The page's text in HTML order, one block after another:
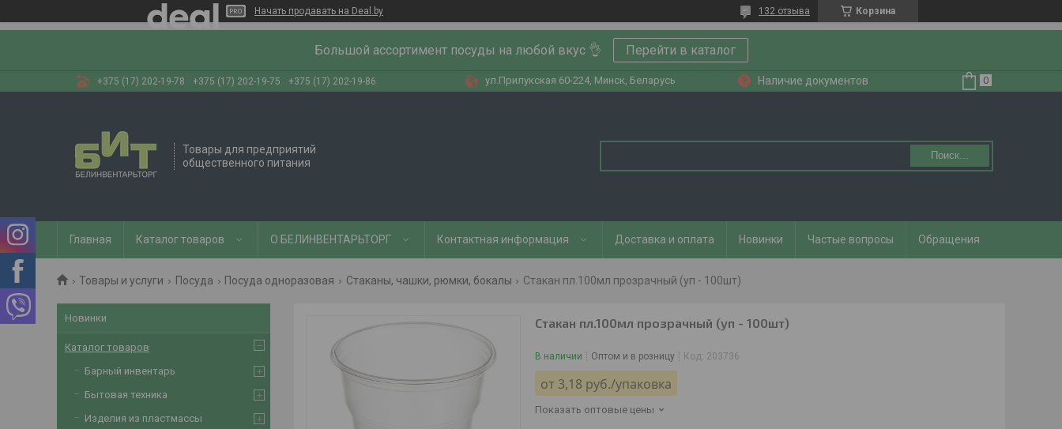
Начать продавать на Deal.by Корзина
132 отзыва
Большой ассортимент посуды на любой вкус 👌 Перейти в каталог
+375 (17) 202-19-78 +375 (17) 202-19-75 +375 (17) 202-19-86 ул.Прилукская 60-224, Минск, Беларусь Наличие документов
Товары для предприятий
общественного питания
Поиск...
Главная Каталог товаров О БЕЛИНВЕНТАРЬТОРГ Контактная информация Доставка и оплата Новинки Частые вопросы Обращения
Товары и услуги Посуда Посуда одноразовая Стаканы, чашки, рюмки, бокалы Стакан пл.100мл прозрачный (уп - 100шт)
Стакан пл.100мл прозрачный (уп - 100шт)
В наличии Оптом и в розницу Код: 203736
от 3,18 руб./упаковка
Показать оптовые цены
Новинки
Каталог товаров
Барный инвентарь
Бытовая техника
Изделия из пластмассы